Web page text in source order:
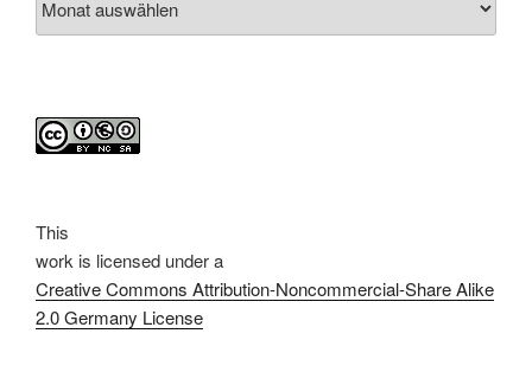
This
work is licensed under a
Creative Commons Attribution-Noncommercial-Share Alike
2.0 Germany License